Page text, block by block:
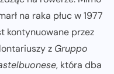
na raka płuc w 1977
kontynuowane przez
z Gruppo
, która dba